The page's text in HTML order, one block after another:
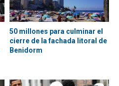
50 millones para culminar el
cierre de la fachada litoral de
Benidorm